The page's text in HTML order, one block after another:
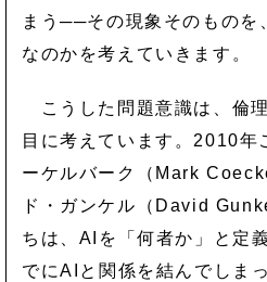
まう──その現象そのものを
なのかを考えていきます。
こうした問題意識は、倫
目に考えています。2010年
ーケルバーク（Mark
ド・ガンケル（David
ちは、AIを「何者か」と定
でにAIと関係を結んでしま